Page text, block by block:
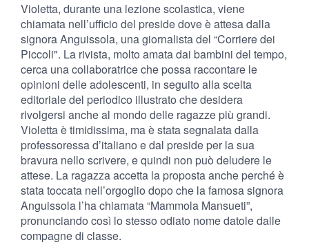
Violetta, durante una lezione scolastica, viene
chiamata nell’ufficio del preside dove è attesa dalla
signora Anguissola, una giornalista del “Corriere dei
Piccoli". La rivista, molto amata dai bambini del tempo,
cerca una collaboratrice che possa raccontare le
opinioni delle adolescenti, in seguito alla scelta
editoriale del periodico illustrato che desidera
rivolgersi anche al mondo delle ragazze più grandi.
Violetta è timidissima, ma è stata segnalata dalla
professoressa d’italiano e dal preside per la sua
bravura nello scrivere, e quindi non può deludere le
attese. La ragazza accetta la proposta anche perché è
stata toccata nell’orgoglio dopo che la famosa signora
Anguissola l’ha chiamata “Mammola Mansueti”,
pronunciando così lo stesso odiato nome datole dalle
compagne di classe.